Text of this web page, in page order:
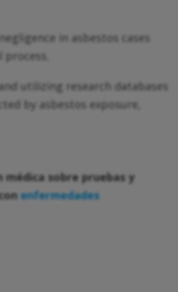
in asbestos cases
utilizing research databases
by asbestos exposure,
sobre pruebas y
enfermedades